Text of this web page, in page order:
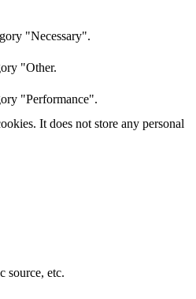
"Necessary".
"Other.
"Performance".
It does not store any personal
source, etc.